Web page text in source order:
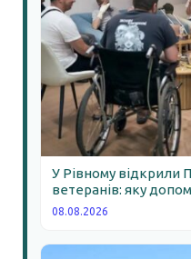
У Рівному відкрили
ветеранів: яку
08.08.2026